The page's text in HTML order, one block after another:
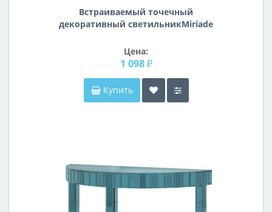
Встраиваемый точечный
декоративный светильникMiriade
Цена:
1 098 ₽
Купить